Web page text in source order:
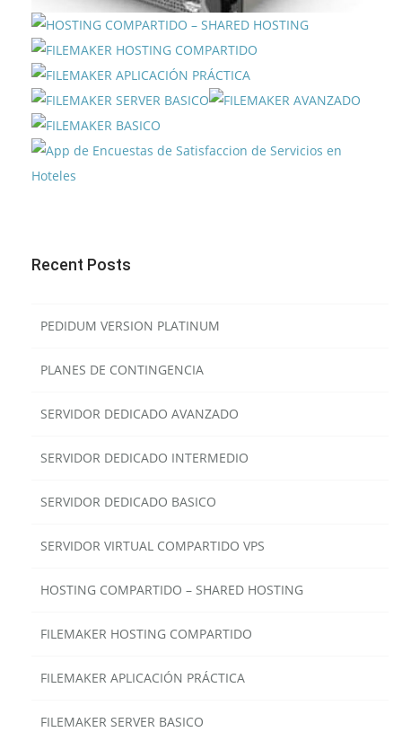
Recent Posts
PEDIDUM VERSION PLATINUM
PLANES DE CONTINGENCIA
SERVIDOR DEDICADO AVANZADO
SERVIDOR DEDICADO INTERMEDIO
SERVIDOR DEDICADO BASICO
SERVIDOR VIRTUAL COMPARTIDO VPS
HOSTING COMPARTIDO – SHARED HOSTING
FILEMAKER HOSTING COMPARTIDO
FILEMAKER APLICACIÓN PRÁCTICA
FILEMAKER SERVER BASICO